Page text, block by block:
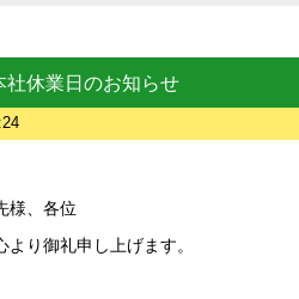
休業日のお知らせ
様、各位
り御礼申し上げます。